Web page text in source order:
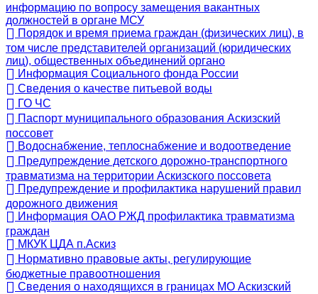
информацию по вопросу замещения вакантных
должностей в органе МСУ
Порядок и время приема граждан (физических лиц), в
том числе представителей организаций (юридических
лиц), общественных объединений органо
Информация Социального фонда России
Сведения о качестве питьевой воды
ГО ЧС
Паспорт муниципального образования Аскизский
поссовет
Водоснабжение, теплоснабжение и водоотведение
Предупреждение детского дорожно-транспортного
травматизма на территории Аскизского поссовета
Предупреждение и профилактика нарушений правил
дорожного движения
Информация ОАО РЖД профилактика травматизма
граждан
МКУК ЦДА п.Аскиз
Нормативно правовые акты, регулирующие
бюджетные правоотношения
Сведения о находящихся в границах МО Аскизский